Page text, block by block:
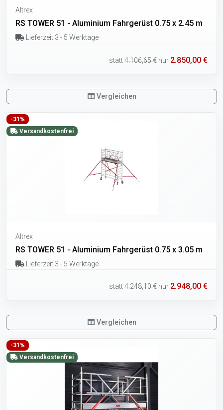
Altrex
RS TOWER 51 - Aluminium Fahrgerüst 0.75 x 2.45 m
Lieferzeit 3 - 5 Werktage
statt4.106,65 € nur 2.850,00 €
Vergleichen
-31%
Versandkostenfrei
Altrex
RS TOWER 51 - Aluminium Fahrgerüst 0.75 x 3.05 m
Lieferzeit 3 - 5 Werktage
statt4.248,10 € nur 2.948,00 €
Vergleichen
-31%
Versandkostenfrei